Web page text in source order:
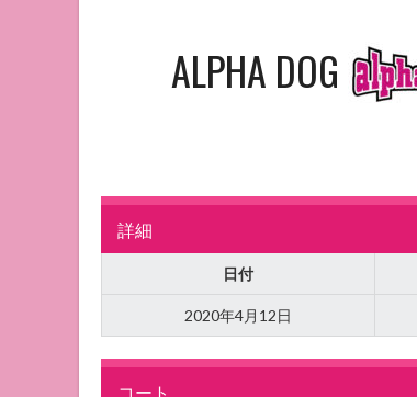
ALPHA DOG
詳細
日付
2020年4月12日
コート